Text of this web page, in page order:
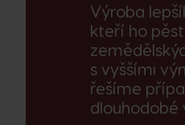
Výroba
kteří ho
s vyššími
řešíme
dlouhodobé